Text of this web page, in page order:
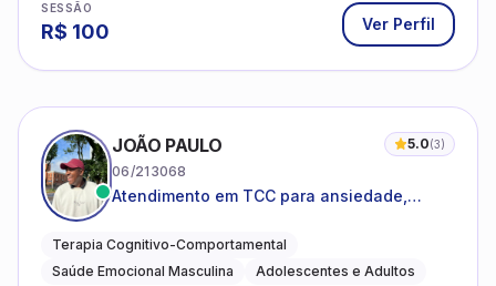
SESSÃO
R$ 100 Ver Perfil
JOÃO PAULO 5.0(3)
06/213068
Atendimento em TCC para ansiedade,
emocional
Terapia Cognitivo-Comportamental
Saúde Emocional Masculina
Adolescentes e Adultos